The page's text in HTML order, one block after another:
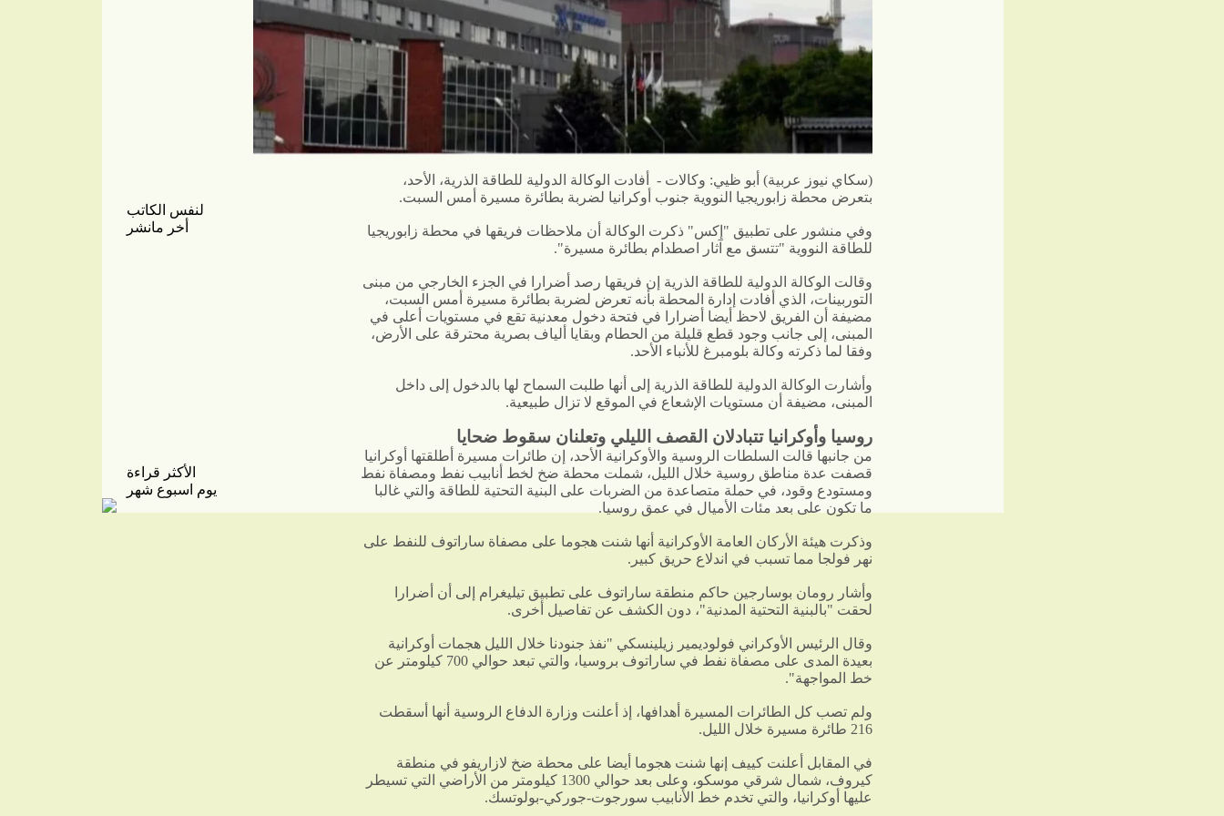
لنفس الكاتب
أخر مانشر
الأكثر قراءة
يوم اسبوع شهر
(سكاي نيوز عربية) أبو ظيي: وكالات -
أفادت الوكالة الدولية للطاقة الذرية، الأحد،
بتعرض محطة زابوريجيا النووية جنوب أوكرانيا لضربة بطائرة مسيرة أمس السبت.
وفي منشور على تطبيق "إكس" ذكرت الوكالة أن ملاحظات فريقها في محطة زابوريجيا
للطاقة النووية "تتسق مع آثار اصطدام بطائرة مسيرة".
وقالت الوكالة الدولية للطاقة الذرية إن فريقها رصد أضرارا في الجزء الخارجي من مبنى
التوربينات، الذي أفادت إدارة المحطة بأنه تعرض لضربة بطائرة مسيرة أمس السبت،
مضيفة أن الفريق لاحظ أيضا أضرارا في فتحة دخول معدنية تقع في مستويات أعلى في
المبنى، إلى جانب وجود قطع قليلة من الحطام وبقايا ألياف بصرية محترقة على الأرض،
وفقا لما ذكرته وكالة بلومبرغ للأنباء الأحد.
وأشارت الوكالة الدولية للطاقة الذرية إلى أنها طلبت السماح لها بالدخول إلى داخل
المبنى، مضيفة أن مستويات الإشعاع في الموقع لا تزال طبيعية.
روسيا وأوكرانيا تتبادلان القصف الليلي وتعلنان سقوط ضحايا
من جانبها قالت السلطات الروسية والأوكرانية الأحد، إن طائرات مسيرة أطلقتها ​أوكرانيا
قصفت عدة مناطق روسية خلال الليل، شملت محطة ضخ لخط أنابيب نفط ومصفاة نفط
ومستودع وقود، ​في حملة متصاعدة من الضربات على ⁠البنية التحتية للطاقة والتي غالبا
ما تكون على بعد مئات الأميال في عمق روسيا.
وذكرت هيئة الأركان العامة الأوكرانية أنها شنت هجوما على مصفاة ساراتوف للنفط على
نهر فولجا مما تسبب في اندلاع حريق كبير.
وأشار رومان بوسارجين حاكم منطقة ساراتوف على تطبيق تيليغرام إلى أن أضرارا ​
لحقت "بالبنية التحتية المدنية"، دون الكشف عن تفاصيل أخرى.
وقال الرئيس الأوكراني فولوديمير زيلينسكي "نفذ جنودنا خلال الليل هجمات أوكرانية
بعيدة المدى على ‌مصفاة نفط في ساراتوف بروسيا، والتي تبعد حوالي 700 كيلومتر عن
خط المواجهة".
ولم تصب كل الطائرات المسيرة أهدافها، إذ أعلنت وزارة الدفاع الروسية ‌أنها أسقطت
216 طائرة ‌مسيرة خلال الليل.
في المقابل أعلنت كييف إنها شنت هجوما أيضا على محطة ضخ لازاريفو في منطقة
كيروف، شمال شرقي موسكو، وعلى بعد حوالي 1300 كيلومتر من الأراضي التي تسيطر
عليها أوكرانيا، والتي تخدم خط الأنابيب سورجوت-جوركي-بولوتسك.